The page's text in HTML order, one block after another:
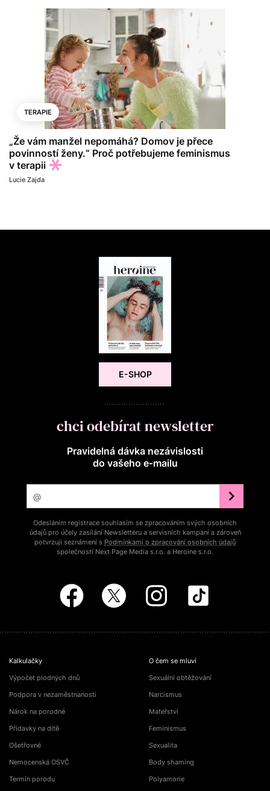
TERAPIE
„Že vám manžel nepomáhá? Domov je přece
povinností ženy.“ Proč potřebujeme feminismus
v terapii
Lucie Zajda
E-SHOP
chci odebírat newsletter
Pravidelná dávka nezávislosti
do vašeho e‑mailu
Odesláním registrace souhlasím se zpracováním svých osobních
údajů pro účely zasílání Newsletteru a servisních kampaní a zároveň
potvrzuji seznámení s Podmínkami o zpracování osobních údajů
společností Next Page Media s.r.o. a Heroine s.r.o.
Kalkulačky
Výpočet plodných dnů
Podpora v nezaměstnanosti
Nárok na porodné
Přídavky na dítě
Ošetřovné
Nemocenská OSVČ
Termín porodu
O čem se mluví
Sexuální obtěžování
Narcismus
Mateřství
Feminismus
Sexualita
Body shaming
Polyamorie